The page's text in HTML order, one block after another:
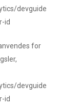
devguide
id
for
devguide
id